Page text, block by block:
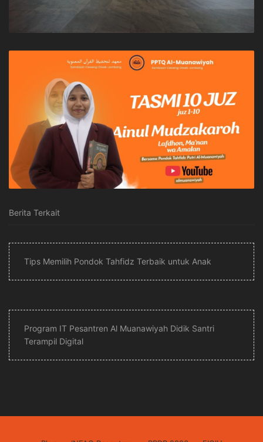
Berita Terkait
Tips Memilih Pondok Tahfidz Terbaik untuk Anak
Program IT Pesantren Al Muanawiyah Didik Santri
Terampil Digital